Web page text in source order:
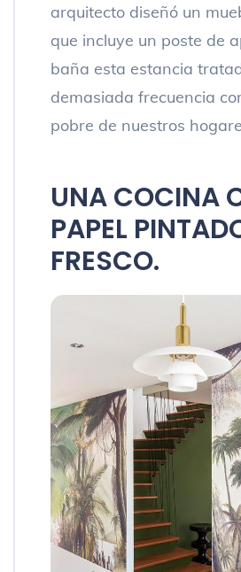
arquitecto diseñó un
que incluye un poste de
baña esta estancia
demasiada frecuencia
pobre de nuestros
UNA COCINA
PAPEL
FRESCO.